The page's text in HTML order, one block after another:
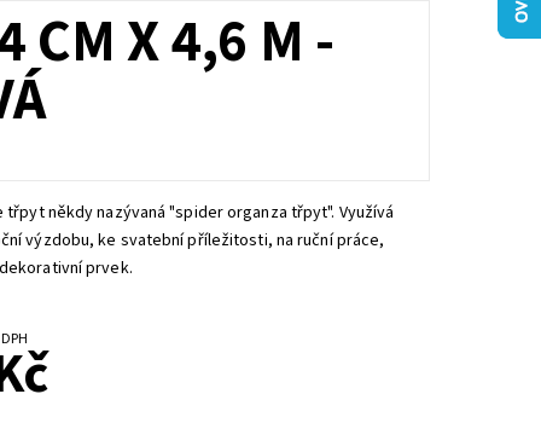
CM X 4,6 M -
třpyt někdy nazývaná "spider organza třpyt". Využívá
výzdobu, ke svatební příležitosti, na ruční práce,
prvek.
DPH